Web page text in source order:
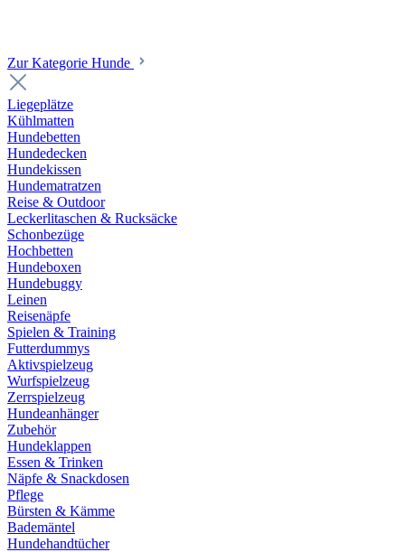
Zur Kategorie Hunde
Liegeplätze
Kühlmatten
Hundebetten
Hundedecken
Hundekissen
Hundematratzen
Reise & Outdoor
Leckerlitaschen & Rucksäcke
Schonbezüge
Hochbetten
Hundeboxen
Hundebuggy
Leinen
Reisenäpfe
Spielen & Training
Futterdummys
Aktivspielzeug
Wurfspielzeug
Zerrspielzeug
Hundeanhänger
Zubehör
Hundeklappen
Essen & Trinken
Näpfe & Snackdosen
Pflege
Bürsten & Kämme
Bademäntel
Hundehandtücher